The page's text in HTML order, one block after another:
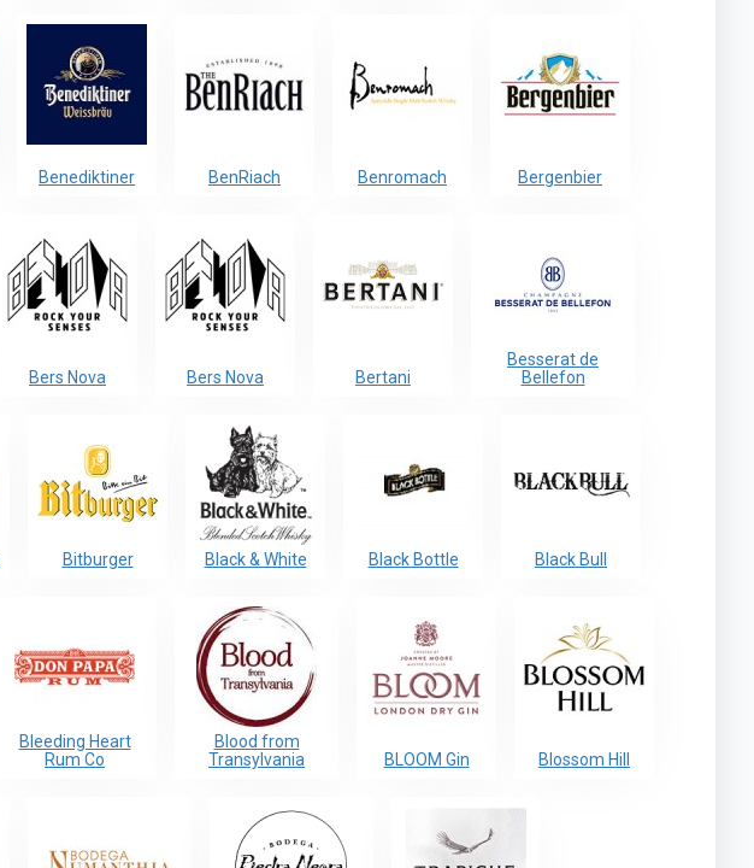
Benediktiner BenRiach Benromach Bergenbier
Bers Nova Bers Nova Bertani
Besserat de
Bellefon
Bitburger Black & White Black Bottle Black Bull
Bleeding Heart
Rum Co
Blood from
Transylvania
BLOOM Gin Blossom Hill